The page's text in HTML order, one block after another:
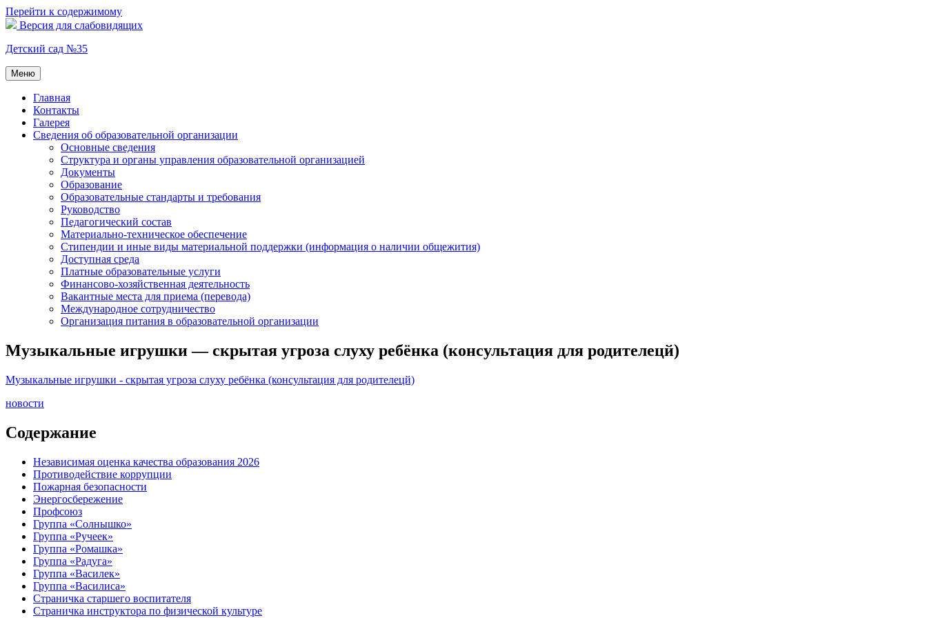
Перейти к содержимому
Версия для слабовидящих
Детский сад №35
Меню
Главная
Контакты
Галерея
Сведения об образовательной организации
Основные сведения
Структура и органы управления образовательной организацией
Документы
Образование
Образовательные стандарты и требования
Руководство
Педагогический состав
Материально-техническое обеспечение
Стипендии и иные виды материальной поддержки (информация о наличии общежития)
Доступная среда
Платные образовательные услуги
Финансово-хозяйственная деятельность
Вакантные места для приема (перевода)
Международное сотрудничество
Организация питания в образовательной организации
Музыкальные игрушки — скрытая угроза слуху ребёнка (консультация для родителецй)
Музыкальные игрушки - скрытая угроза слуху ребёнка (консультация для родителецй)
новости
Содержание
Независимая оценка качества образования 2026
Противодействие коррупции
Пожарная безопасности
Энергосбережение
Профсоюз
Группа «Солнышко»
Группа «Ручеек»
Группа «Ромашка»
Группа «Радуга»
Группа «Василек»
Группа «Василиса»
Страничка старшего воспитателя
Страничка инструктора по физической культуре